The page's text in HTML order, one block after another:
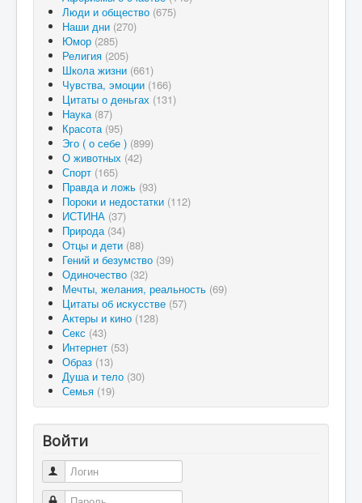
Люди и общество (675)
Наши дни (270)
Юмор (285)
Религия (205)
Школа жизни (661)
Чувства, эмоции (166)
Цитаты о деньгах (131)
Наука (87)
Красота (95)
Эго ( о себе ) (899)
О животных (42)
Спорт (165)
Правда и ложь (93)
Пороки и недостатки (112)
ИСТИНА (37)
Природа (34)
Отцы и дети (88)
Гений и безумство (39)
Одиночество (32)
Мечты, желания, реальность (69)
Цитаты об искусстве (57)
Актеры и кино (128)
Секс (43)
Интернет (53)
Образ (13)
Душа и тело (30)
Семья (19)
Войти
Логин